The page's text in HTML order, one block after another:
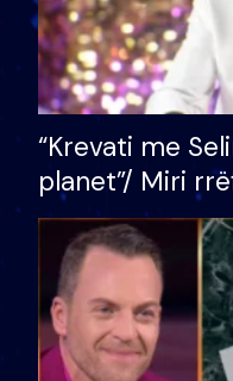
“Krevati me
planet”/ Miri
bukura në
mungojë zilja